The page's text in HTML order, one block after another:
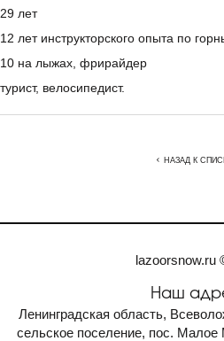
29 лет
12 лет инструкторского опыта по
10 на лыжах, фрирайдер
турист, велосипедист.
НАЗАД К
lazoorsnow.ru
Наш
Ленинградская область,
сельское поселение, пос.